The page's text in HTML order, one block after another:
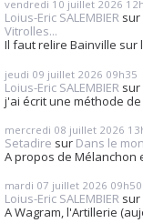
vendredi 10 juillet 2026
Loius-Eric SALEMBIER sur
Vitrolles...
Il faut relire Bainville sur
jeudi 09 juillet 2026 09h35
Loius-Eric SALEMBIER sur
j'ai écrit une méthode
mercredi 08 juillet 2026
Setadire sur Dans le
A propos de Mélanchon
mardi 07 juillet 2026 09h50
Loius-Eric SALEMBIER sur
A Wagram, l'Artillerie